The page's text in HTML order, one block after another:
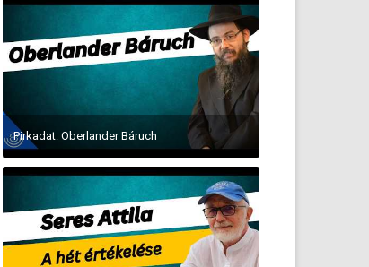
Pirkadat: Oberlander Báruch